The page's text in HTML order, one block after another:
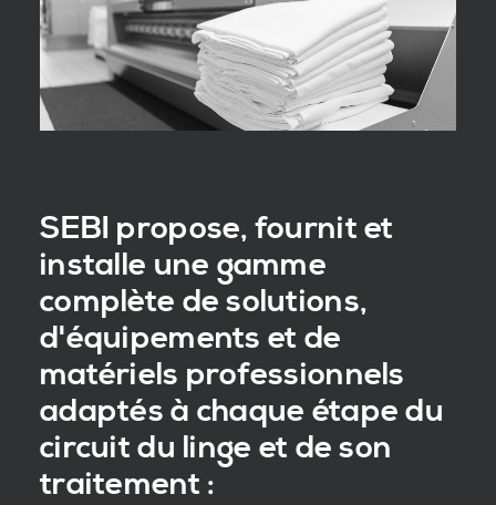
SEBI propose, fournit et
installe une gamme
complète de solutions,
d'équipements et de
matériels professionnels
adaptés à chaque étape du
circuit du linge et de son
traitement :